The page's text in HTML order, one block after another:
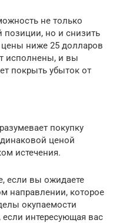
не только
позиции, но и снизить
ниже 25 долларов
исполнены, и вы
покрыть убыток от
покупку
ценой
истечения.
если вы ожидаете
направлении, которое
окупаемости
интересующая вас